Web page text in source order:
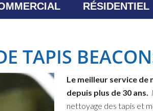
RÉSIDENTIEL
TAPIS
Le meilleur service de
depuis plus de 30 ans.
nettoyage des tapis et